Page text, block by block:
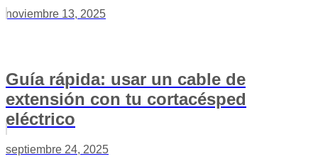
noviembre 13, 2025
Guía rápida: usar un cable de
extensión con tu cortacésped
eléctrico
septiembre 24, 2025